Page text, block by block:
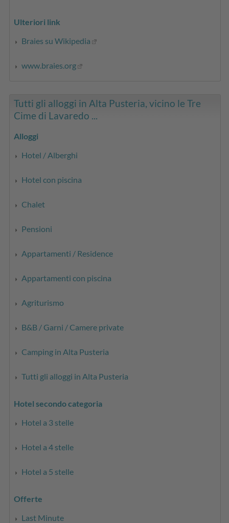
Ulteriori link
Braies su Wikipedia
www.braies.org
Tutti gli alloggi in Alta Pusteria, vicino le Tre
Cime di Lavaredo ...
Alloggi
Hotel / Alberghi
Hotel con piscina
Chalet
Pensioni
Appartamenti / Residence
Appartamenti con piscina
Agriturismo
B&B / Garni / Camere private
Camping in Alta Pusteria
Tutti gli alloggi in Alta Pusteria
Hotel secondo categoria
Hotel a 3 stelle
Hotel a 4 stelle
Hotel a 5 stelle
Offerte
Last Minute